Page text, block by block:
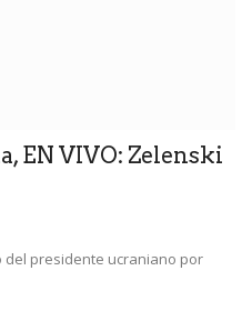
EN VIVO: Zelenski
del presidente ucraniano por